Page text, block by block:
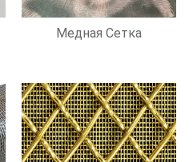
Медная Сетка